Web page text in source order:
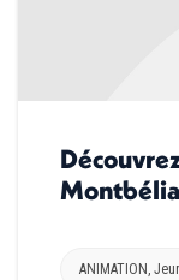
ANIMATION ,